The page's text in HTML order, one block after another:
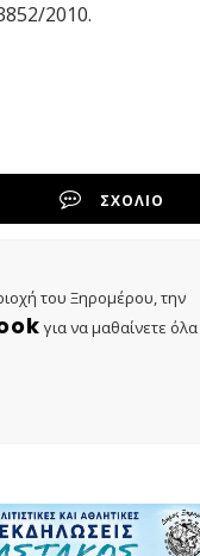
2010.
ΣΧΟΛΙΟ
του Ξηρομέρου, την
για να μαθαίνετε όλα